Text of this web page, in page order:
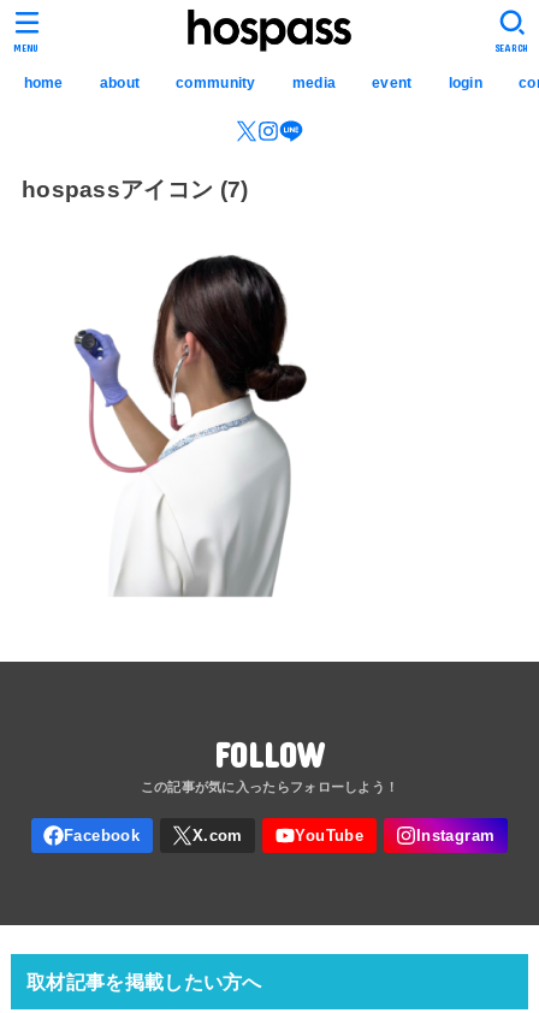
hospass media
home about community media event login
SEARCH
MENU
hospassアイコン (7)
FOLLOW
取材記事を掲載したい方へ